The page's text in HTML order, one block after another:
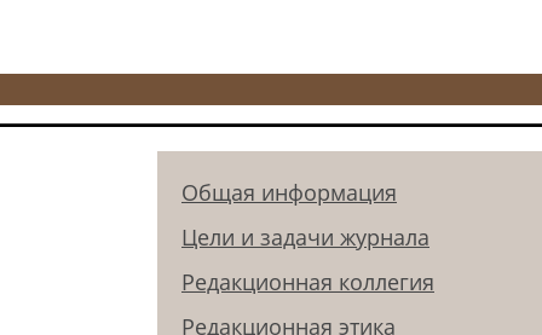
Общая информация
Цели и задачи журнала
Редакционная коллегия
Редакционная этика